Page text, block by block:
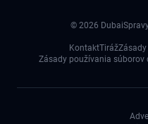
© 2026
KontaktTiráž
Zásady používania súborov